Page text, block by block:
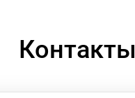
Контакты